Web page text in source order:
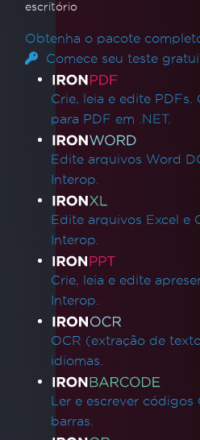
escritório
Obtenha o pacote
Comece seu teste
Links de produtos
Crie, leia e edite PDFs.
para PDF em .NET.
Edite arquivos Word
Interop.
Edite arquivos Excel e
Interop.
Crie, leia e edite
Interop.
OCR (extração de
idiomas.
Ler e escrever códigos
barras.